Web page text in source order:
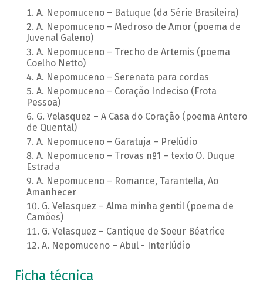
A. Nepomuceno – Batuque (da Série Brasileira)
A. Nepomuceno – Medroso de Amor (poema de
Juvenal Galeno)
A. Nepomuceno – Trecho de Artemis (poema
Coelho Netto)
A. Nepomuceno – Serenata para cordas
A. Nepomuceno – Coração Indeciso (Frota
Pessoa)
G. Velasquez – A Casa do Coração (poema Antero
de Quental)
A. Nepomuceno – Garatuja – Prelúdio
A. Nepomuceno – Trovas nº1 – texto O. Duque
Estrada
A. Nepomuceno – Romance, Tarantella, Ao
Amanhecer
G. Velasquez – Alma minha gentil (poema de
Camões)
G. Velasquez – Cantique de Soeur Béatrice
A. Nepomuceno – Abul - Interlúdio
Ficha técnica